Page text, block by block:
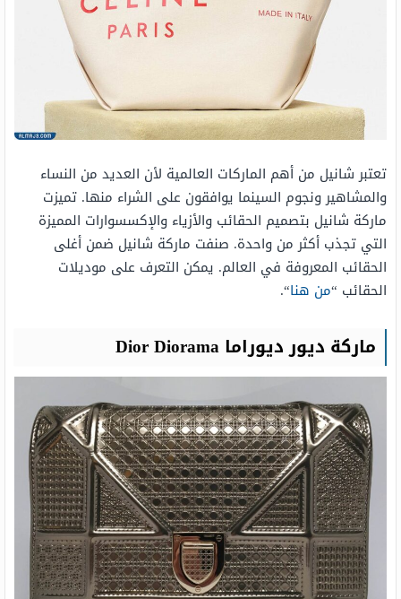
تعتبر شانيل من أهم الماركات العالمية لأن العديد من النساء
والمشاهير ونجوم السينما يوافقون على الشراء منها. تميزت
ماركة شانيل بتصميم الحقائب والأزياء والإكسسوارات المميزة
التي تجذب أكثر من واحدة. صنفت ماركة شانيل ضمن أغلى
الحقائب المعروفة في العالم. يمكن التعرف على موديلات
الحقائب “من هنا“.
ماركة ديور ديوراما Dior Diorama